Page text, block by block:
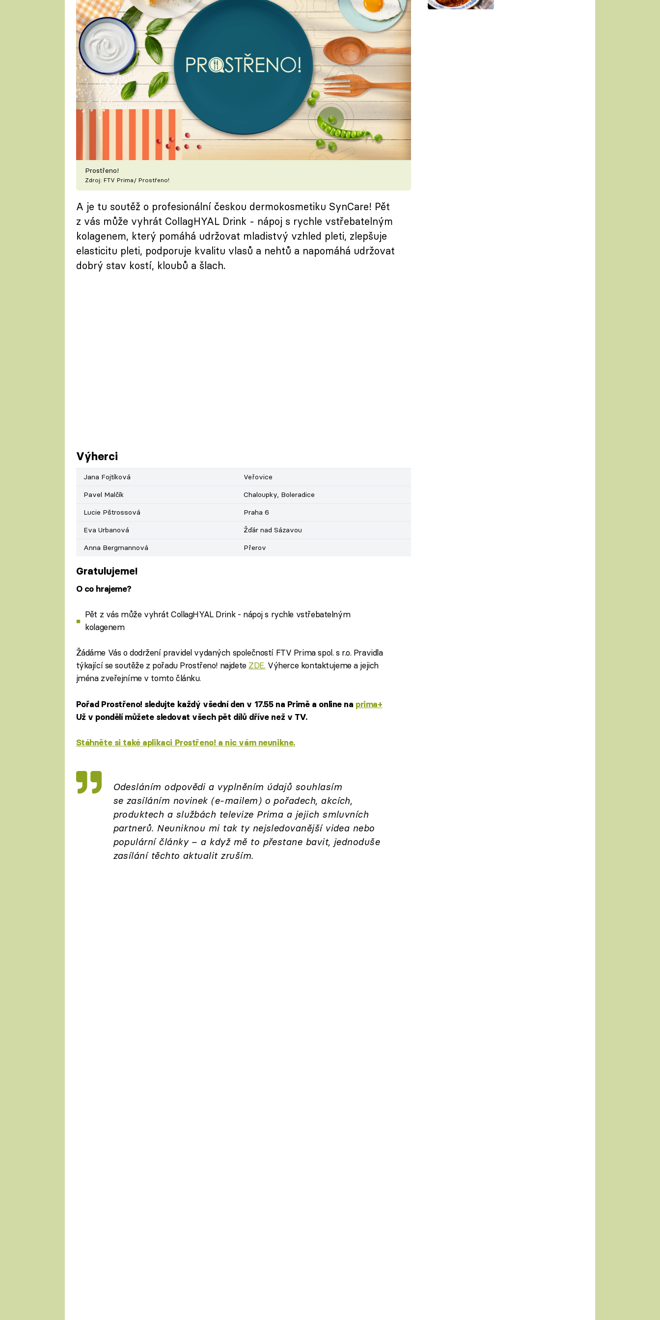
Prostřeno!
Zdroj: FTV Prima/ Prostřeno!
A je tu soutěž o profesionální českou dermokosmetiku SynCare! Pět
z vás může vyhrát CollagHYAL Drink - nápoj s rychle vstřebatelným
kolagenem, který pomáhá udržovat mladistvý vzhled pleti, zlepšuje
elasticitu pleti, podporuje kvalitu vlasů a nehtů a napomáhá udržovat
dobrý stav kostí, kloubů a šlach.
Výherci
Jana Fojtíková
Veřovice
Pavel Malčík
Chaloupky, Boleradice
Lucie Pštrossová
Praha 6
Eva Urbanová
Žďár nad Sázavou
Anna Bergmannová
Přerov
Gratulujeme!
O co hrajeme?
Pět z vás může vyhrát CollagHYAL Drink - nápoj s rychle vstřebatelným
kolagenem
Žádáme Vás o dodržení pravidel vydaných společností FTV Prima spol. s r.o. Pravidla
týkající se soutěže z pořadu Prostřeno! najdete ZDE. Výherce kontaktujeme a jejich
jména zveřejníme v tomto článku.
Pořad Prostřeno! sledujte každý všední den v 17.55 na Primě a online na prima+
Už v pondělí můžete sledovat všech pět dílů dříve než v TV.
Stáhněte si také aplikaci Prostřeno! a nic vám neunikne.
Odesláním odpovědi a vyplněním údajů souhlasím
se zasíláním novinek(e-mailem) o pořadech, akcích,
produktech a službách televize Prima a jejich smluvních
partnerů. Neuniknou mi tak ty nejsledovanější videa nebo
populární články – a když mě to přestane bavit, jednoduše
zasílání těchto aktualit zruším.